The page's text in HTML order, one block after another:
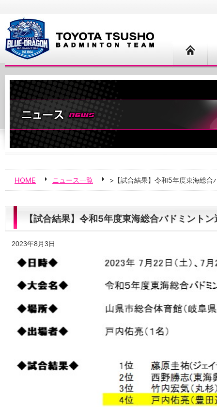
HOME ニュース一覧 >【試合結果】令和5年度東海総合
【試合結果】令和5年度東海総合バドミント
2023年8月3日